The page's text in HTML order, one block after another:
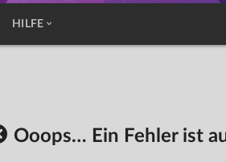
HILFE
Ooops… Ein Fehler ist